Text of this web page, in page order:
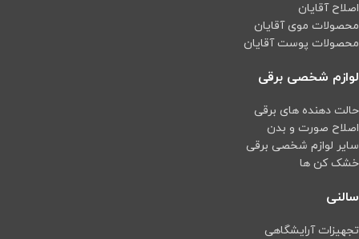
اصلاح آقایان
محصولات موی آقایان
محصولات پوست آقایان
لوازم شخصی برقی
حالت دهنده های برقی
اصلاح صورت و بدن
سایر لوازم شخصی برقی
خشک کن ها
سالنی
تجهیزات آرایشگاهی